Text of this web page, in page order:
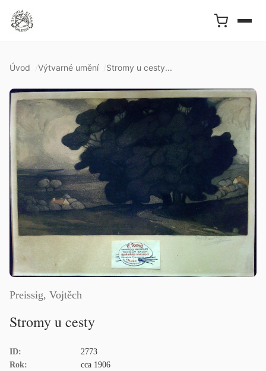
Úvod Výtvarné umění Stromy u cesty...
Preissig, Vojtěch
Stromy u cesty
ID:
2773
Rok:
cca 1906